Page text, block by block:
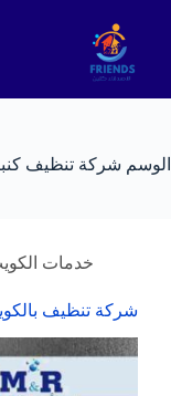
المحتوى
الوسم شركة تنظيف
خدمات
شركة تنظيف